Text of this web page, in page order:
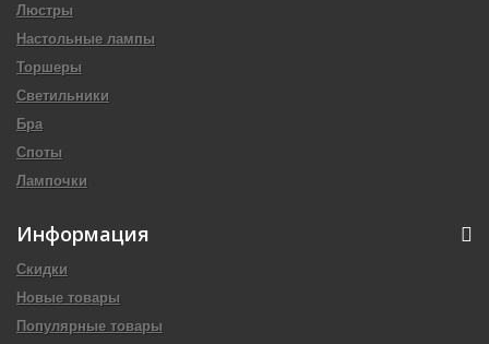
Люстры
Настольные лампы
Торшеры
Светильники
Бра
Споты
Лампочки
Информация
Скидки
Новые товары
Популярные товары